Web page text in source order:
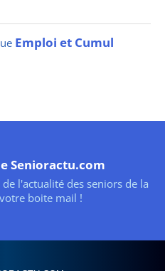
Emploi et Cumul
Senioractu.com
l'actualité des seniors de la
boite mail !